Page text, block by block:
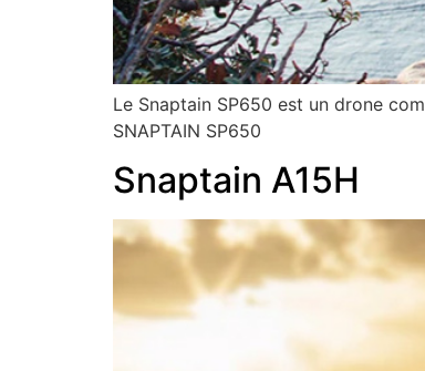
Le Snaptain SP650 est un drone
SNAPTAIN SP650
Snaptain A15H